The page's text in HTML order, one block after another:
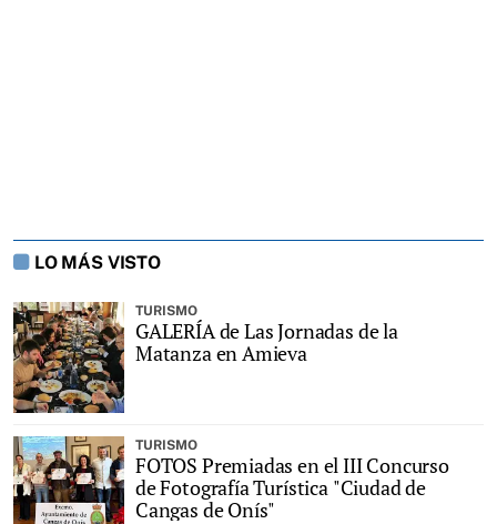
LO MÁS VISTO
TURISMO
GALERÍA de Las Jornadas de la
Matanza en Amieva
TURISMO
FOTOS Premiadas en el III Concurso
de Fotografía Turística "Ciudad de
Cangas de Onís"